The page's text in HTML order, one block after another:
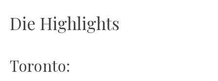
Die Highlights
Toronto: